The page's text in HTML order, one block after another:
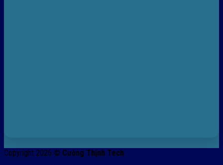
Copyright 2026 © Cường Thịnh Tech